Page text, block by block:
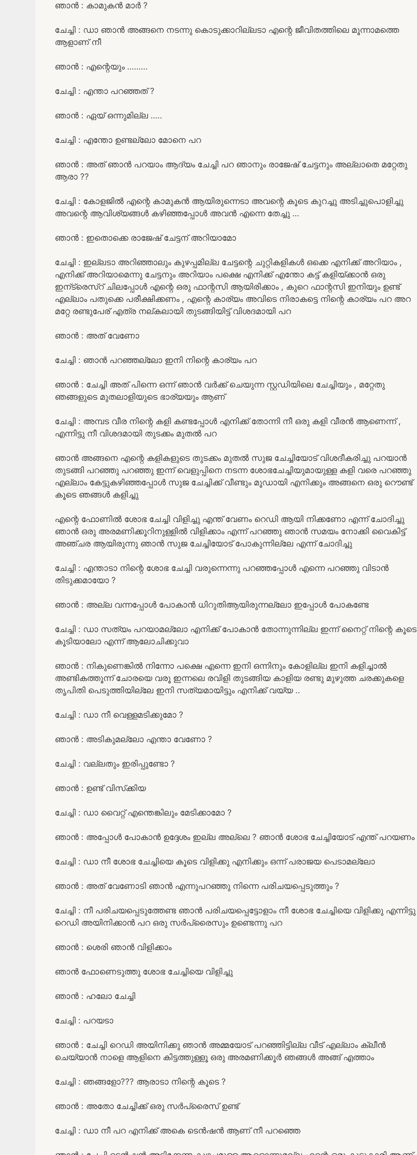
ഞാൻ : കാമുകൻ മാർ ?
ചേച്ചി : ഡാ ഞാൻ അങ്ങനെ നടന്നു കൊടുക്കാറില്ലടാ എന്റെ ജീവിതത്തിലെ മൂന്നാമത്തെ
ആളാണ് നീ
ഞാൻ : എന്റെയും ………
ചേച്ചി : എന്താ പറഞ്ഞത് ?
ഞാൻ : ഏയ് ഒന്നുമില്ല …..
ചേച്ചി : എന്തോ ഉണ്ടല്ലോ മോനെ പറ
ഞാൻ : അത് ഞാൻ പറയാം ആദ്യം ചേച്ചി പറ ഞാനും രാജേഷ് ചേട്ടനും അല്ലാതെ മറ്റേതു
ആരാ ??
ചേച്ചി : കോളജിൽ എന്റെ കാമുകൻ ആയിരുന്നെടാ അവന്റെ കൂടെ കുറച്ചു അടിച്ചുപൊളിച്ചു
അവന്റെ ആവിശ്യങ്ങൾ കഴിഞ്ഞപ്പോൾ അവൻ എന്നെ തേച്ചു …
ഞാൻ : ഇതൊക്കെ രാജേഷ് ചേട്ടന് അറിയാമോ
ചേച്ചി : ഇല്ലടാ അറിഞ്ഞാലും കുഴപ്പമില്ല ചേട്ടന്റെ ചുറ്റികളികൾ ഒക്കെ എനിക്ക് അറിയാം ,
എനിക്ക് അറിയാമെന്നു ചേട്ടനും അറിയാം പക്ഷെ എനിക്ക് എന്തോ കട്ട് കളിയ്ക്കാൻ ഒരു
ഇന്ട്രെസ്റ് ചിലപ്പോൾ എന്റെ ഒരു ഫാന്റസി ആയിരിക്കാം , കുറെ ഫാന്റസി ഇനിയും ഉണ്ട്
എല്ലാം പതുക്കെ പരീക്ഷിക്കണം , എന്റെ കാര്യം അവിടെ നിരാകട്ടെ നിന്റെ കാര്യം പറ അറ
മറ്റേ രണ്ടുപേര് എത്ര നല്കലായി തുടങ്ങിയിട്ട് വിശദമായി പറ
ഞാൻ : അത് വേണോ
ചേച്ചി : ഞാൻ പറഞ്ഞല്ലോ ഇനി നിന്റെ കാര്യം പറ
ഞാൻ : ചേച്ചി അത് പിന്നെ ഒന്ന് ഞാൻ വർക്ക് ചെയുന്ന സ്റ്റഡിയിലെ ചേച്ചിയും , മറ്റേതു
ഞങ്ങളുടെ മുതലാളിയുടെ ഭാര്യയും ആണ്
ചേച്ചി : അമ്പട വീര നിന്റെ കളി കണ്ടപ്പോൾ എനിക്ക് തോന്നി നീ ഒരു കളി വീരൻ ആണെന്ന് ,
എന്നിട്ടു നീ വിശദമായി തുടക്കം മുതൽ പറ
ഞാൻ അങ്ങനെ എന്റെ കളികളുടെ തുടക്കം മുതൽ സുജ ചേച്ചിയോട് വിശദീകരിച്ചു പറയാൻ
തുടങ്ങി പറഞ്ഞു പറഞ്ഞു ഇന്ന് വെളുപ്പിനെ നടന്ന ശോഭചേച്ചിയുമായുള്ള കളി വരെ പറഞ്ഞു
എല്ലാം കേട്ടുകഴിഞ്ഞപ്പോൾ സുജ ചേച്ചിക്ക് വീണ്ടും മൂഡായി എനിക്കും അങ്ങനെ ഒരു റൌണ്ട്
കൂടെ ഞങ്ങൾ കളിച്ചു
എന്റെ ഫോണിൽ ശോഭ ചേച്ചി വിളിച്ചു എന്ത് വേണം റെഡി ആയി നിക്കണോ എന്ന് ചോദിച്ചു
ഞാൻ ഒരു അരമണിക്കൂറിനുള്ളിൽ വിളിക്കാം എന്ന് പറഞ്ഞു ഞാൻ സമയം നോക്കി വൈകിട്ട്
അഞ്ചര ആയിരുന്നു ഞാൻ സുജ ചേച്ചിയോട് പോകുന്നില്ലേ എന്ന് ചോദിച്ചു
ചേച്ചി : എന്താടാ നിന്റെ ശോഭ ചേച്ചി വരുന്നെന്നു പറഞ്ഞപ്പോൾ എന്നെ പറഞ്ഞു വിടാൻ
തിടുക്കമായോ ?
ഞാൻ : അല്ല വന്നപ്പോൾ പോകാൻ ധിറുതിആയിരുന്നല്ലോ ഇപ്പോൾ പോകണ്ടേ
ചേച്ചി : ഡാ സത്യം പറയാമല്ലോ എനിക്ക് പോകാൻ തോന്നുന്നില്ല ഇന്ന് നൈറ്റ് നിന്റെ കൂടെ
കൂടിയാലോ എന്ന് ആലോചിക്കുവാ
ഞാൻ : നികുണെങ്കിൽ നിന്നോ പക്ഷെ എന്നെ ഇനി ഒന്നിനും കോളില്ല ഇനി കളിച്ചാൽ
അണ്ടികത്തൂന്ന് ചോരയെ വരൂ ഇന്നലെ രവിളി തുടങ്ങിയ കാളിയ രണ്ടു മുഴുത്ത ചരക്കുകളെ
തൃപിതി പെടുത്തിയില്ലേ ഇനി സത്യമായിട്ടും എനിക്ക് വയ്യ ..
ചേച്ചി : ഡാ നീ വെള്ളമടിക്കുമോ ?
ഞാൻ : അടികുമല്ലോ എന്താ വേണോ ?
ചേച്ചി : വല്ലതും ഇരിപ്പുണ്ടോ ?
ഞാൻ : ഉണ്ട് വിസ്‌ക്കിയ
ചേച്ചി : ഡാ വൈറ്റ് എന്തെങ്കിലും മേടിക്കാമോ ?
ഞാൻ : അപ്പോൾ പോകാൻ ഉദ്ദേശം ഇല്ല അല്ലെ ? ഞാൻ ശോഭ ചേച്ചിയോട് എന്ത് പറയണം
ചേച്ചി : ഡാ നീ ശോഭ ചേച്ചിയെ കൂടെ വിളിക്കു എനിക്കും ഒന്ന് പരാജയ പെടാമല്ലോ
ഞാൻ : അത് വേണോടി ഞാൻ എന്നുപറഞ്ഞു നിന്നെ പരിചയപ്പെടുത്തും ?
ചേച്ചി : നീ പരിചയപ്പെടുത്തേണ്ട ഞാൻ പരിചയപ്പെട്ടോളാം നീ ശോഭ ചേച്ചിയെ വിളിക്കു എന്നിട്ടു
റെഡി അയിനിക്കാൻ പറ ഒരു സർപ്രൈസും ഉണ്ടെന്നു പറ
ഞാൻ : ശെരി ഞാൻ വിളിക്കാം
ഞാൻ ഫോണെടുത്തു ശോഭ ചേച്ചിയെ വിളിച്ചു
ഞാൻ : ഹലോ ചേച്ചി
ചേച്ചി : പറയടാ
ഞാൻ : ചേച്ചി റെഡി അയിനിക്കു ഞാൻ അമ്മയോട് പറഞ്ഞിട്ടില്ല വീട് എല്ലാം ക്ലീൻ
ചെയ്യാൻ നാളെ ആളിനെ കിട്ടത്തുള്ളൂ ഒരു അരമണിക്കൂർ ഞങ്ങൾ അങ്ങ് എത്താം
ചേച്ചി : ഞങ്ങളോ??? ആരാടാ നിന്റെ കൂടെ ?
ഞാൻ : അതോ ചേച്ചിക്ക് ഒരു സർപ്രൈസ് ഉണ്ട്
ചേച്ചി : ഡാ നീ പറ എനിക്ക് അകെ ടെൻഷൻ ആണ് നീ പറഞ്ഞെ